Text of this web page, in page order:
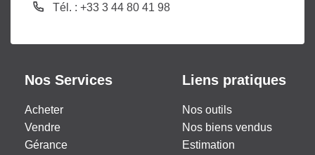
Tél. : +33 3 44 80 41 98
Nos Services
Acheter
Vendre
Gérance
Liens pratiques
Nos outils
Nos biens vendus
Estimation